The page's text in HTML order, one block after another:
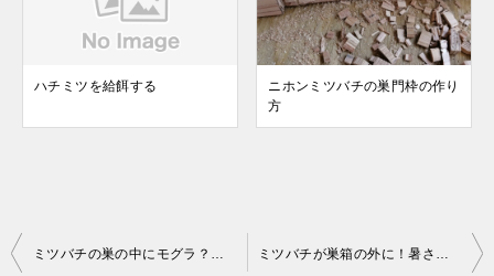
ハチミツを給餌する
ニホンミツバチの巣門枠の作り
方
ミツバチの巣の中にモグラ？の後が！ ミツバチが巣箱の外に！暑さ？満杯？